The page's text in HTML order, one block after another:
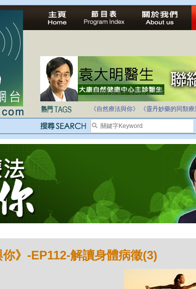
法治社會並不等同公正社會
自家教育合法化-推動多元化教育，全民
《自然療法與你》
《靈丹妙藥的同類療
你》-EP112-解讀身體病徵(3)